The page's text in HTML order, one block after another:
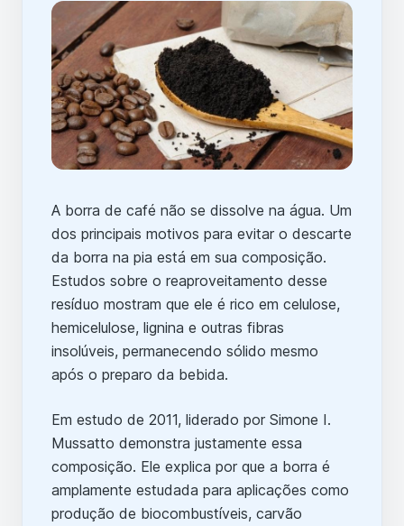
A borra de café não se dissolve na água. Um
dos principais motivos para evitar o descarte
da borra na pia está em sua composição.
Estudos sobre o reaproveitamento desse
resíduo mostram que ele é rico em celulose,
hemicelulose, lignina e outras fibras
insolúveis, permanecendo sólido mesmo
após o preparo da bebida.
Em estudo de 2011, liderado por Simone I.
Mussatto demonstra justamente essa
composição. Ele explica por que a borra é
amplamente estudada para aplicações como
produção de biocombustíveis, carvão